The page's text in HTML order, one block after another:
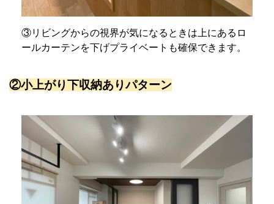
③リビングからの視界が気になるときは上にあるロ
ールカーテンを下げプライベートも確保できます。
②小上がり下収納ありパターン